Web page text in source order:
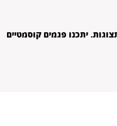
יתכנו פגמים קוסמטיים